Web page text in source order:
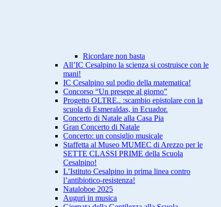
Ricordare non basta
All’IC Cesalpino la scienza si costruisce con le
mani!
IC Cesalpino sul podio della matematica!
Concorso “Un presepe al giorno”
Progetto OLTRE.. :scambio epistolare con la
scuola di Esmeraldas, in Ecuador.
Concerto di Natale alla Casa Pia
Gran Concerto di Natale
Concerto: un consiglio musicale
Staffetta al Museo MUMEC di Arezzo per le
SETTE CLASSI PRIME della Scuola
Cesalpino!
L’Istituto Cesalpino in prima linea contro
l’antibiotico-resistenza!
Nataloboe 2025
Auguri in musica